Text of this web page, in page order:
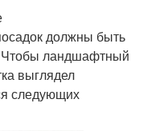
должны быть
Чтобы ландшафтный
выглядел
следующих